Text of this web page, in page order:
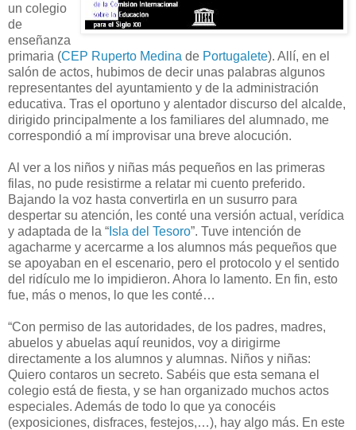
un colegio
de
enseñanza
primaria (CEP Ruperto Medina de Portugalete). Allí, en el
salón de actos, hubimos de decir unas palabras algunos
representantes del ayuntamiento y de la administración
educativa. Tras el oportuno y alentador discurso del alcalde,
dirigido principalmente a los familiares del alumnado, me
correspondió a mí improvisar una breve alocución.
Al ver a los niños y niñas más pequeños en las primeras
filas, no pude resistirme a relatar mi cuento preferido.
Bajando la voz hasta convertirla en un susurro para
despertar su atención, les conté una versión actual, verídica
y adaptada de la “ Isla del Tesoro”. Tuve intención de
agacharme y acercarme a los alumnos más pequeños que
se apoyaban en el escenario, pero el protocolo y el sentido
del ridículo me lo impidieron. Ahora lo lamento. En fin, esto
fue, más o menos, lo que les conté…
“Con permiso de las autoridades, de los padres, madres,
abuelos y abuelas aquí reunidos, voy a dirigirme
directamente a los alumnos y alumnas. Niños y niñas:
Quiero contaros un secreto. Sabéis que esta semana el
colegio está de fiesta, y se han organizado muchos actos
especiales. Además de todo lo que ya conocéis
(exposiciones, disfraces, festejos,…), hay algo más. En este